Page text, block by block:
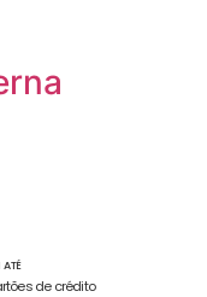
ATÉ
de crédito